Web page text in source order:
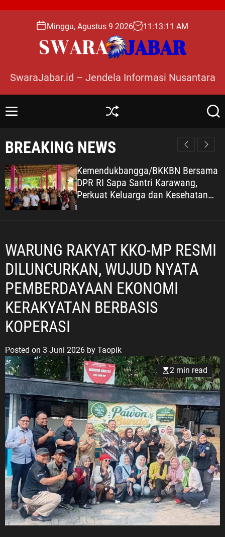
o
Minggu, Agustus 9 2026 11 :13:13 AM
SwaraJabar.id – Jendela Informasi Nusantara
M
u
S
ff
e
S
r
BREAKING NEWS
BKKBN Bersama
RI Sapa Santri Karawang,
Keluarga dan Kesehatan
WARUNG RAKYAT KKO-MP RESMI
DILUNCURKAN, WUJUD NYATA
PEMBERDAYAAN EKONOMI
KERAKYATAN BERBASIS
KOPERASI
Posted on 3 Juni 2026 by Taopik
2 min read